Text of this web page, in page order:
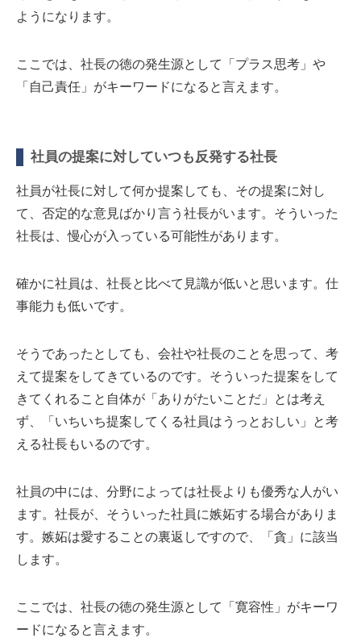
ようになります。
ここでは、社長の徳の発生源として「プラス思考」や
「自己責任」がキーワードになると言えます。
社員の提案に対していつも反発する社長
社員が社長に対して何か提案しても、その提案に対し
て、否定的な意見ばかり言う社長がいます。そういった
社長は、慢心が入っている可能性があります。
確かに社員は、社長と比べて見識が低いと思います。仕
事能力も低いです。
そうであったとしても、会社や社長のことを思って、考
えて提案をしてきているのです。そういった提案をして
きてくれること自体が「ありがたいことだ」とは考え
ず、「いちいち提案してくる社員はうっとおしい」と考
える社長もいるのです。
社員の中には、分野によっては社長よりも優秀な人がい
ます。社長が、そういった社員に嫉妬する場合がありま
す。嫉妬は愛することの裏返しですので、「貪」に該当
します。
ここでは、社長の徳の発生源として「寛容性」がキーワ
ードになると言えます。